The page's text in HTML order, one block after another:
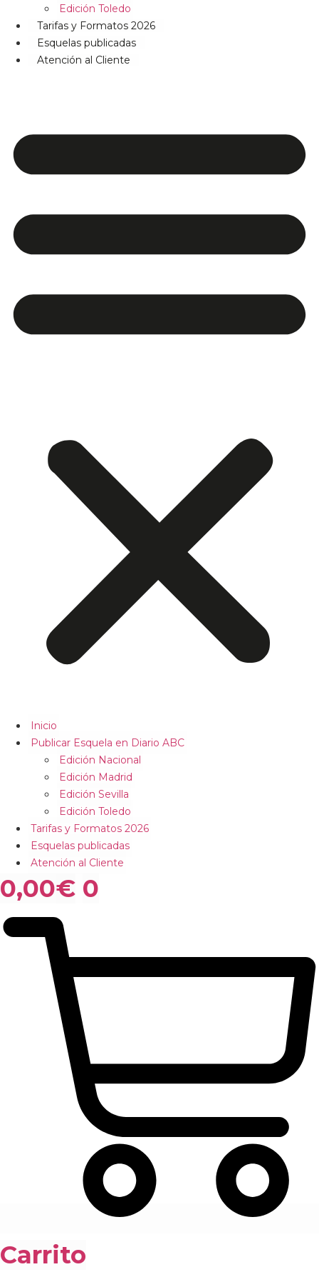
Edición Toledo
Tarifas y Formatos 2026
Esquelas publicadas
Atención al Cliente
Inicio
Publicar Esquela en Diario ABC
Edición Nacional
Edición Madrid
Edición Sevilla
Edición Toledo
Tarifas y Formatos 2026
Esquelas publicadas
Atención al Cliente
0,00€ 0
Carrito